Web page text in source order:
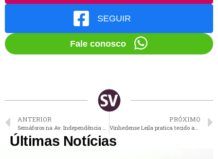
SEGUIR
Fale conosco
ANTERIOR
Semáforos na Av. Independência em Vinhedo seguem sem previsão de instalação
PRÓXIMO
Vinhedense Leila pratica tecido acrobático há 20 anos
Últimas Notícias